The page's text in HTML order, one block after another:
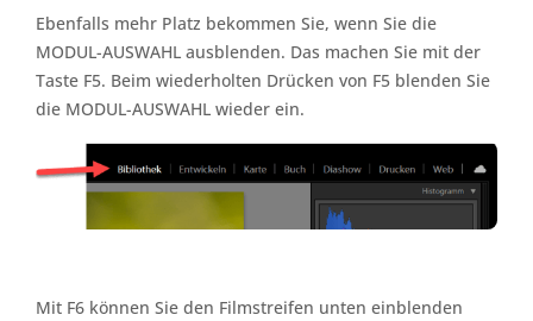
Ebenfalls mehr Platz bekommen Sie, wenn Sie die
MODUL-AUSWAHL ausblenden. Das machen Sie mit der
Taste F5. Beim wiederholten Drücken von F5 blenden Sie
die MODUL-AUSWAHL wieder ein.
Mit F6 können Sie den Filmstreifen unten einblenden